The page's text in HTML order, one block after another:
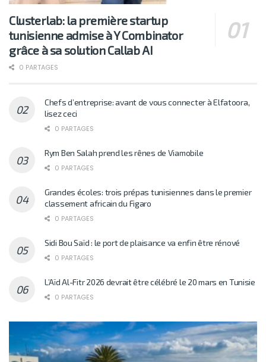
Clusterlab: la première startup
tunisienne admise à Y Combinator
grâce à sa solution Callab AI
0 PARTAGES
Chefs d’entreprise: avant de vous connecter à Elfatoora,
lisez ceci
0 PARTAGES
Rym Ben Salah prend les rênes de Viamobile
0 PARTAGES
Grandes écoles: trois prépas tunisiennes dans le premier
classement africain du Figaro
0 PARTAGES
Sidi Bou Saïd : le port de plaisance va enfin être rénové
0 PARTAGES
L’Aïd Al-Fitr 2026 devrait être célébré le 20 mars en Tunisie
0 PARTAGES